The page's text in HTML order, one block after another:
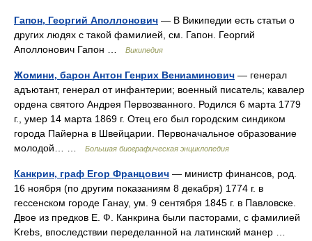
Гапон, Георгий Аполлонович — В Википедии есть статьи о
других людях с такой фамилией, см. Гапон. Георгий
Аполлонович Гапон …
Википедия
Жомини, барон Антон Генрих Вениаминович — генерал
адъютант, генерал от инфантерии; военный писатель; кавалер
ордена святого Андрея Первозванного. Родился 6 марта 1779
г., умер 14 марта 1869 г. Отец его был городским синдиком
города Пайерна в Швейцарии. Первоначальное образование
молодой… …
Большая биографическая энциклопедия
Канкрин, граф Егор Францович — министр финансов, род.
16 ноября (по другим показаниям 8 декабря) 1774 г. в
гессенском городе Ганау, ум. 9 сентября 1845 г. в Павловске.
Двое из предков Е. Ф. Канкрина были пасторами, с фамилией
Krebs, впоследствии переделанной на латинский манер …